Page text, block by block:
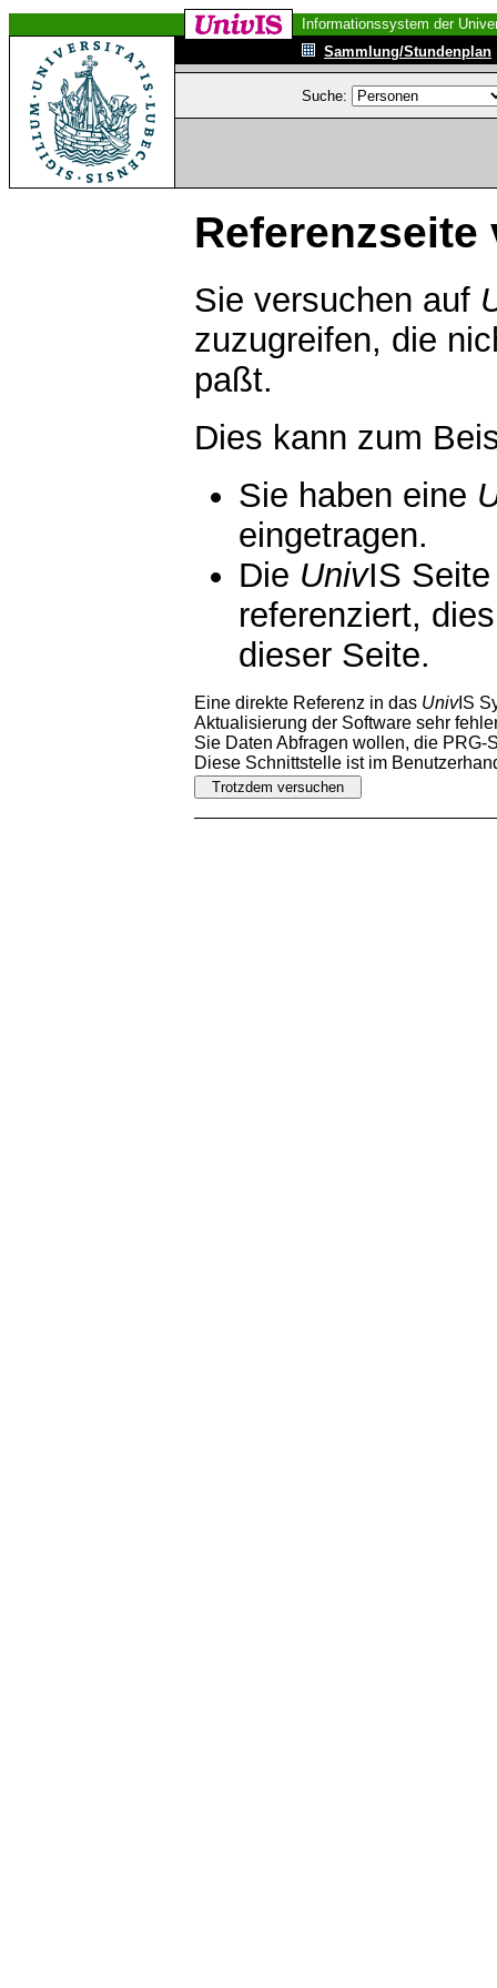
Informationssystem der
Sammlung/Stundenplan
Suche:
Referenzseite
Sie versuchen auf
zuzugreifen, die
paßt.
Dies kann zum
Sie haben eine
eingetragen.
Die UnivIS
referenziert,
dieser Seite.
Eine direkte Referenz in das UnivIS
Aktualisierung der Software sehr
Sie Daten Abfragen wollen, die PRG-
Diese Schnittstelle ist im